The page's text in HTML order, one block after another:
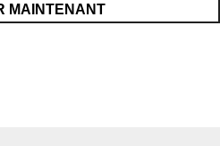
MAINTENANT